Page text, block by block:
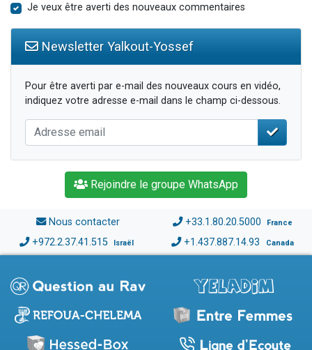
Je veux être averti des nouveaux commentaires
Newsletter Yalkout-Yossef
Pour être averti par e-mail des nouveaux cours en vidéo,
indiquez votre adresse e-mail dans le champ ci-dessous.
Rejoindre le groupe WhatsApp
Nous contacter +33.1.80.20.5000 France
+972.2.37.41.515 Israël +1.437.887.14.93 Canada